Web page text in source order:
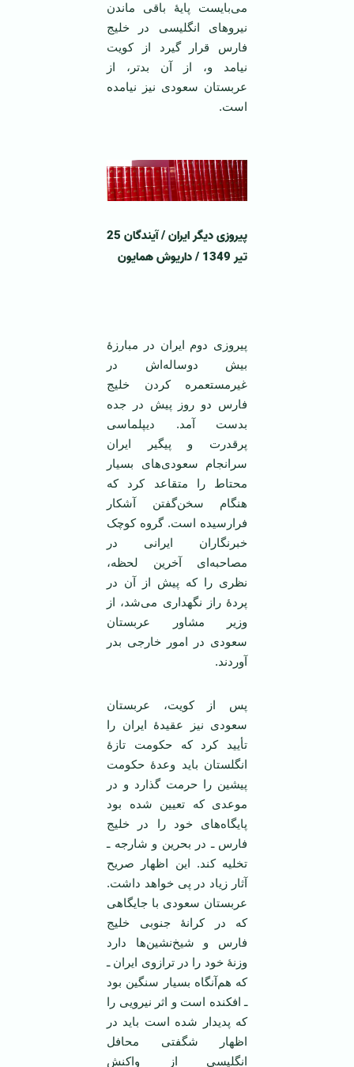
می‌بایست پایۀ باقی ماندن
نیروهای انگلیسی در خلیج
فارس قرار گیرد از کویت
نیامد و، از آن بدتر، از
عربستان سعودی نیز نیامده
است.
پیروزی دیگر ایران/
آیندگان 25
تیر 1349
/داریوش همایون
پیروزی دوم ایران در مبارزۀ
بیش دوساله‌اش در
غیرمستعمره کردن خلیج
فارس دو روز پیش در جده
بدست آمد. دیپلماسی
پرقدرت و پیگیر ایران
سرانجام سعودی‌های بسیار
محتاط را متقاعد کرد که
هنگام سخن‌گفتن آشکار
فرارسیده است. گروه کوچک
خبرنگاران ایرانی در
مصاحبه‌ای آخرین لحظه،
نظری را که پیش از آن در
پردۀ راز نگهداری می‌شد، از
وزیر مشاور عربستان
سعودی در امور خارجی بدر
آوردند.
پس از کویت، عربستان
سعودی نیز عقیدۀ ایران را
تأیید کرد که حکومت تازۀ
انگلستان باید وعدۀ حکومت
پیشین را حرمت گذارد و در
موعدی که تعیین شده بود
پایگاه‌های خود را در خلیج
فارس ـ در بحرین و شارجه ـ
تخلیه کند. این اظهار صریح
آثار زیاد در پی خواهد داشت.
عربستان سعودی با جایگاهی
که در کرانۀ جنوبی خلیج
فارس و شیخ‌نشین‌ها دارد
وزنۀ خود را در ترازوی ایران ـ
که هم‌آنگاه بسیار سنگین بود
ـ افکنده است و اثر نیرویی را
که پدیدار شده است باید در
اظهار شگفتی محافل
انگلیسی از واکنش